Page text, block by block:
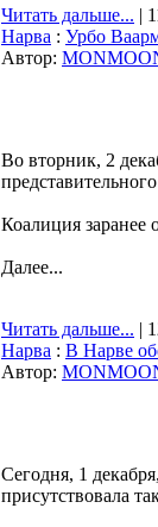
Читать дальше... |
Нарва : Урбо
Автор:
Во вторник, 2
Коалиция заранее
Далее...
Читать дальше... |
Нарва : В Нарве
Автор:
Сегодня, 1
присутствовала